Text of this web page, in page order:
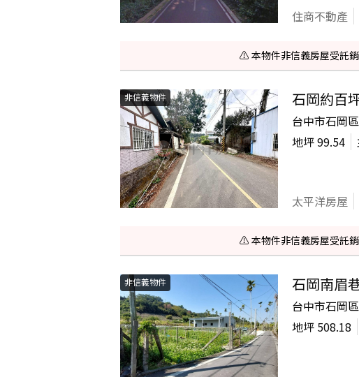
住商不動產
⚠️ 本物件非信義房屋受託
非信義物件 石岡約百
台中市石岡
地坪99.54
太平洋房屋
⚠️ 本物件非信義房屋受託
非信義物件 石岡南眉
台中市石岡
地坪 508.18